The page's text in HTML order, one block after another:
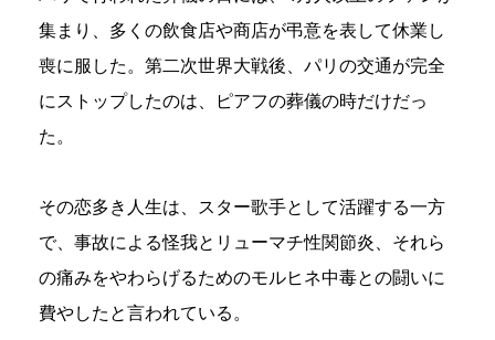
集まり、多くの飲食店や商店が弔意を表して休業し
喪に服した。第二次世界大戦後、パリの交通が完全
にストップしたのは、ピアフの葬儀の時だけだっ
た。
その恋多き人生は、スター歌手として活躍する一方
で、事故による怪我とリューマチ性関節炎、それら
の痛みをやわらげるためのモルヒネ中毒との闘いに
費やしたと言われている。